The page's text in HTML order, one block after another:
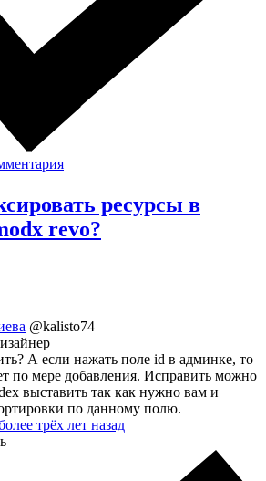
ресурсы в
revo?
@kalisto74
А если нажать поле id в админке, то
по мере добавления. Исправить можно
выставить так как нужно вам и
по данному полю.
трёх лет назад